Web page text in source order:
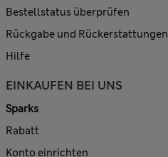
Bestellstatus überprüfen
Rückgabe und Rückerstattungen
Hilfe
EINKAUFEN BEI UNS
Sparks
Rabatt
Konto einrichten